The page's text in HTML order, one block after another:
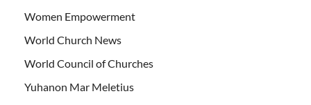
Women Empowerment
World Church News
World Council of Churches
Yuhanon Mar Meletius